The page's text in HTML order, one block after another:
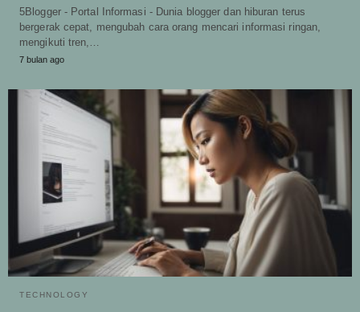
5Blogger - Portal Informasi - Dunia blogger dan hiburan terus
bergerak cepat, mengubah cara orang mencari informasi ringan,
mengikuti tren,…
7 bulan ago
TECHNOLOGY